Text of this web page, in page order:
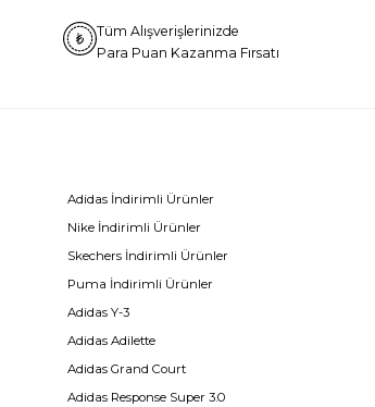
Tüm Alışverişlerinizde
Para Puan Kazanma Fırsatı
Adidas İndirimli Ürünler
Nike İndirimli Ürünler
Skechers İndirimli Ürünler
Puma İndirimli Ürünler
Adidas Y-3
Adidas Adilette
Adidas Grand Court
Adidas Response Super 3.0